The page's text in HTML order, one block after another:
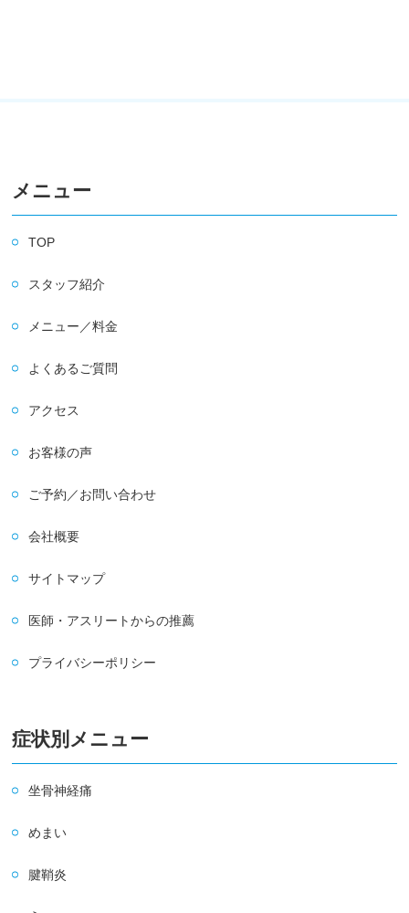
メニュー
TOP
スタッフ紹介
メニュー／料金
よくあるご質問
アクセス
お客様の声
ご予約／お問い合わせ
会社概要
サイトマップ
医師・アスリートからの推薦
プライバシーポリシー
症状別メニュー
坐骨神経痛
めまい
腱鞘炎